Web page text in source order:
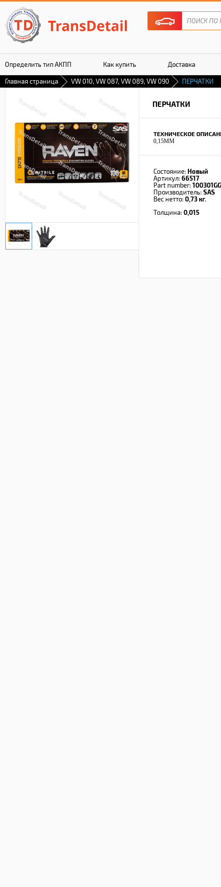
Определить тип АКПП Как купить Доставка
Гарантия
Главная страница VW 010, VW 087, VW 089, VW 090 ПЕРЧАТКИ
ПЕРЧАТКИ
ТЕХНИЧЕСКОЕ
0,15MM
Состояние: Новый
Артикул: 66517
Part number:
Производитель: SAS
Вес нетто: 0,73 кг.
Толщина: 0,015